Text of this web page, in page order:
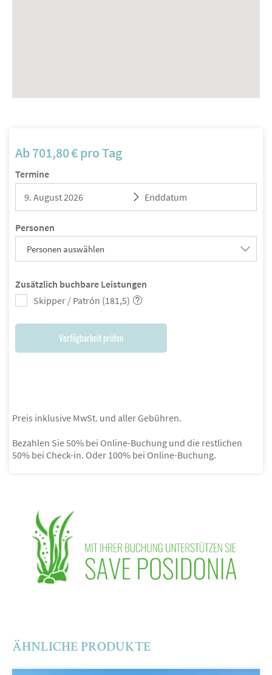
Ab701,80€pro Tag
Termine
Personen
Personen auswählen
Zusätzlich buchbare Leistungen
Skipper / Patrón (181,5)
Verfügbarkeit prüfen
Preis inklusive MwSt. und aller Gebühren.
Bezahlen Sie 50% bei Online-Buchung und die restlichen
50% bei Check-in. Oder 100% bei Online-Buchung.
ÄHNLICHE PRODUKTE